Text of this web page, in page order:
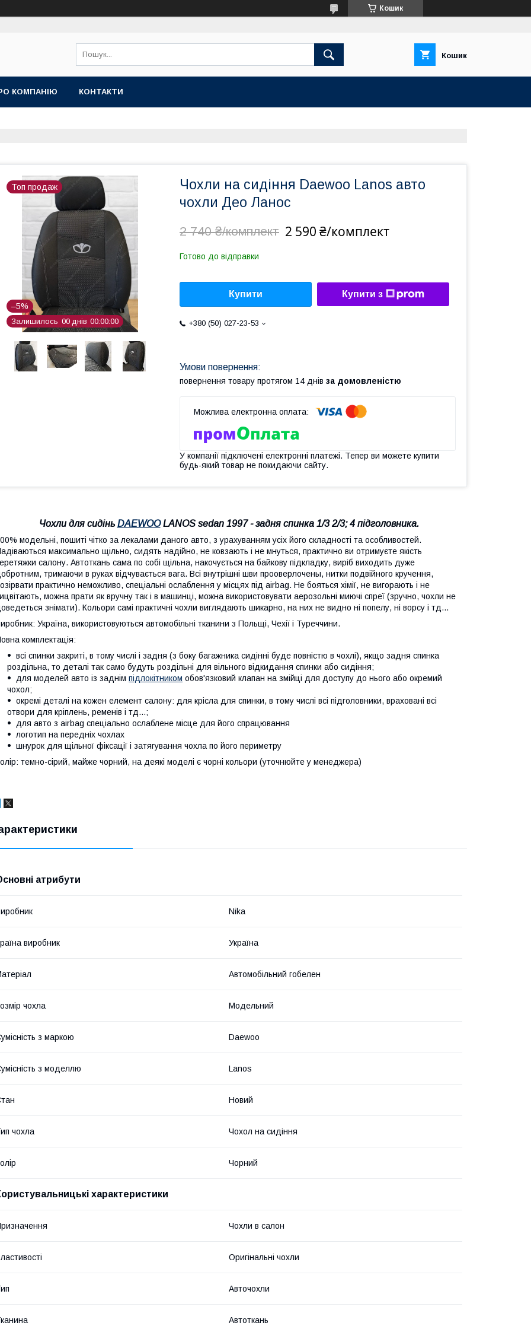
Кошик
Кошик
КОМПАНІЮ КОНТАКТИ
Топ продаж
–5%
Залишилось 00 днів 00 00 00
Чохли на сидіння Daewoo Lanos авто
чохли Део Ланос
2 740 ₴/комплект 2 590 ₴/комплект
Готово до відправки
Купити Купити з
+380 (50) 027-23-53
повернення товару протягом 14 днів за домовленістю
У компанії підключені електронні платежі. Тепер ви можете купити
будь-який товар не покидаючи сайту.
Чохли для сидінь DAEWOOLANOS sedan 1997 - задня спинка 1/3 2/3; 4 підголовника.
модельні, пошиті чітко за лекалами даного авто, з урахуванням усіх його складності та особливостей.
максимально щільно, сидять надійно, не ковзають і не мнуться, практично ви отримуєте якість
салону. Автоткань сама по собі щільна, накочується на байкову підкладку, виріб виходить дуже
тримаючи в руках відчувається вага. Всі внутрішні шви прооверлочены, нитки подвійного кручення,
практично неможливо, спеціальні ослаблення у місцях під airbag. Не бояться хімії, не вигорають і не
можна прати як вручну так і в машинці, можна використовувати аерозольні миючі спреї (зручно, чохли не
знімати). Кольори самі практичні чохли виглядають шикарно, на них не видно ні попелу, ні ворсу і тд...
Україна, використовуються автомобільні тканини з Польщі, Чехії і Туреччини.
комплектація:
всі спинки закриті, в тому числі і задня (з боку багажника сидінні буде повністю в чохлі), якщо задня спинка
роздільна, то деталі так само будуть роздільні для вільного відкидання спинки або сидіння;
для моделей авто із заднім підлокітником обов'язковий клапан на змійці для доступу до нього або окремий
чохол;
окремі деталі на кожен елемент салону: для крісла для спинки, в тому числі всі підголовники, враховані всі
отвори для кріплень, ременів і тд...;
для авто з airbag спеціально ослаблене місце для його спрацювання
логотип на передніх чохлах
шнурок для щільної фіксації і затягування чохла по його периметру
темно-сірий, майже чорний, на деякі моделі є чорні кольори (уточнюйте у менеджера)
атрибути
Nika
виробник Україна
Автомобільний гобелен
чохла Модельний
з маркою Daewoo
з моделлю Lanos
Новий
чохла Чохол на сидіння
Чорний
характеристики
Чохли в салон
Оригінальні чохли
Авточохли
Автоткань